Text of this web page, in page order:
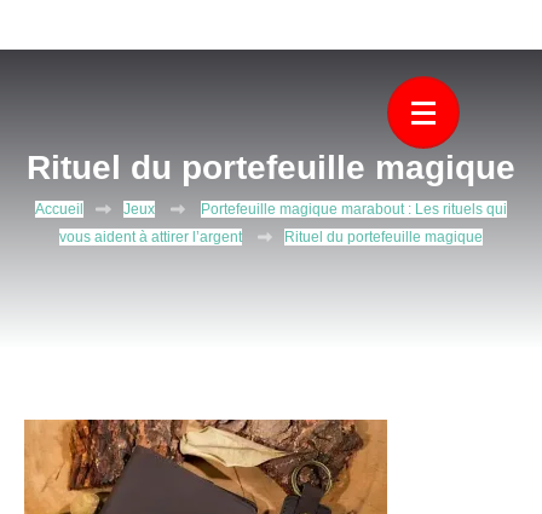
Le plus puissant voyant medium
Rituel du portefeuille magique
Accueil Jeux
Portefeuille magique marabout : Les rituels qui
vous aident à attirer l’argent
Rituel du portefeuille magique